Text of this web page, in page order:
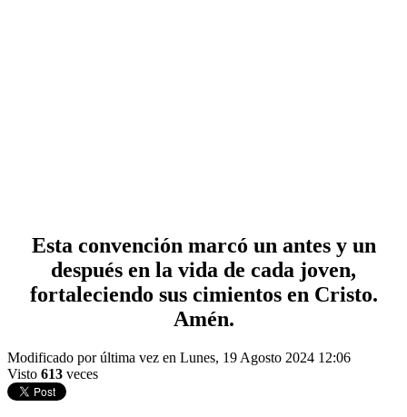
Esta convención marcó un antes y un
después en la vida de cada joven,
fortaleciendo sus cimientos en Cristo.
Amén.
Modificado por última vez en Lunes, 19 Agosto 2024 12:06
Visto 613 veces